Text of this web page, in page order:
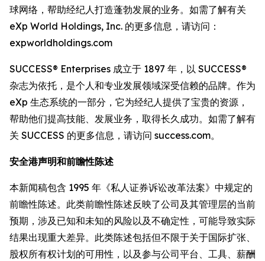
球网络，帮助经纪人打造蓬勃发展的业务。如需了解有关
eXp World Holdings, Inc. 的更多信息，请访问：
expworldholdings.com
SUCCESS® Enterprises 成立于 1897 年，以 SUCCESS®
杂志为依托，是个人和专业发展领域深受信赖的品牌。作为
eXp 生态系统的一部分，它为经纪人提供了宝贵的资源，
帮助他们提高技能、发展业务，取得长久成功。如需了解有
关 SUCCESS 的更多信息，请访问 success.com。
安全港声明和前瞻性陈述
本新闻稿包含 1995 年《私人证券诉讼改革法案》中规定的
前瞻性陈述。此类前瞻性陈述反映了公司及其管理层的当前
预期，涉及已知和未知的风险以及不确定性，可能导致实际
结果出现重大差异。此类陈述包括但不限于关于国际扩张、
股权所有权计划的可用性，以及参与公司平台、工具、薪酬